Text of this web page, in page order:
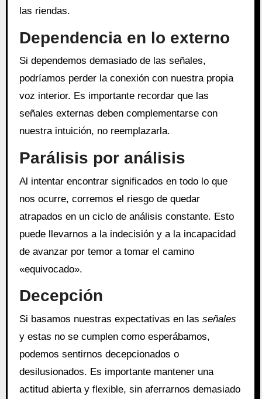
las riendas.
Dependencia en lo externo
Si dependemos demasiado de las señales,
podríamos perder la conexión con nuestra propia
voz interior. Es importante recordar que las
señales externas deben complementarse con
nuestra intuición, no reemplazarla.
Parálisis por análisis
Al intentar encontrar significados en todo lo que
nos ocurre, corremos el riesgo de quedar
atrapados en un ciclo de análisis constante. Esto
puede llevarnos a la indecisión y a la incapacidad
de avanzar por temor a tomar el camino
«equivocado».
Decepción
Si basamos nuestras expectativas en las señales
y estas no se cumplen como esperábamos,
podemos sentirnos decepcionados o
desilusionados. Es importante mantener una
actitud abierta y flexible, sin aferrarnos demasiado